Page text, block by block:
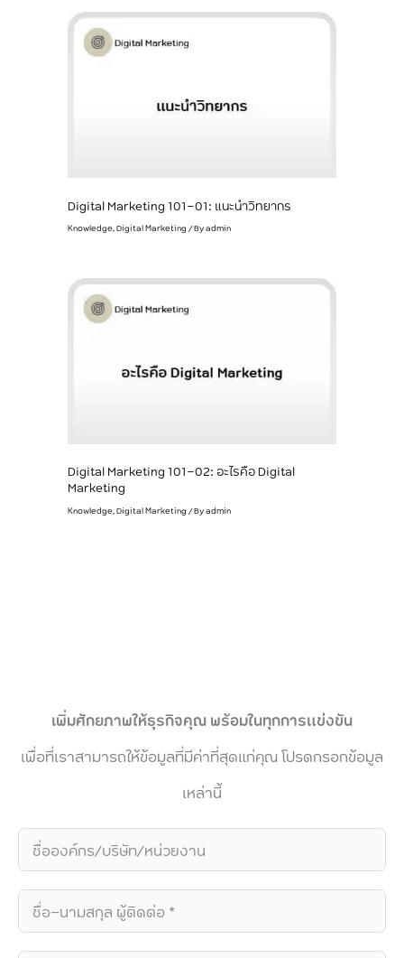
Digital Marketing 101-01: แนะนำวิทยากร
Knowledge,Digital Marketing / Byadmin
Digital Marketing 101-02: อะไรคือ Digital
Marketing
Knowledge,Digital Marketing / Byadmin
เพิ่มศักยภาพให้ธุรกิจคุณ พร้อมในทุกการแข่งขัน
เพื่อที่เราสามารถให้ข้อมูลที่มีค่าที่สุดแก่คุณ โปรดกรอกข้อมูล
เหล่านี้